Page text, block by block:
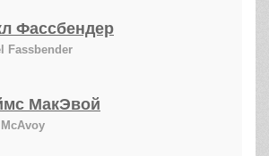
Фассбендер
Fassbender
МакЭвой